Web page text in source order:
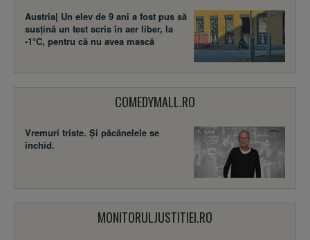
Austria| Un elev de 9 ani a fost pus să
susţină un test scris în aer liber, la
-1°C, pentru că nu avea mască
COMEDYMALL.RO
Vremuri triste. Şi păcănelele se
închid.
MONITORULJUSTITIEI.RO